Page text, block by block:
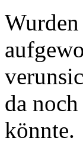
da
könnte.